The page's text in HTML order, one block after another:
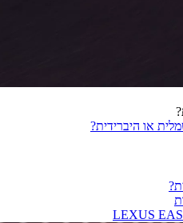
או היברידית?